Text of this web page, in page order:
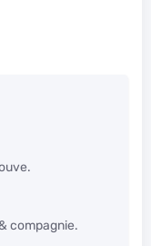
compagnie.